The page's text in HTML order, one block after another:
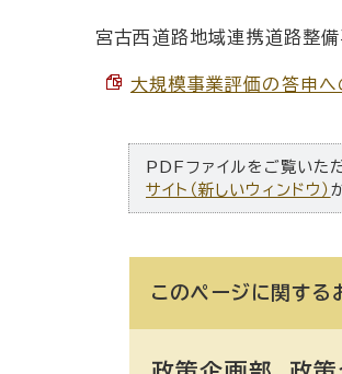
宮古西道路地域連携道路整備
大規模事業評価の答申
PDFファイルをご覧いた
サイト（新しいウィンドウ）
このページに関する